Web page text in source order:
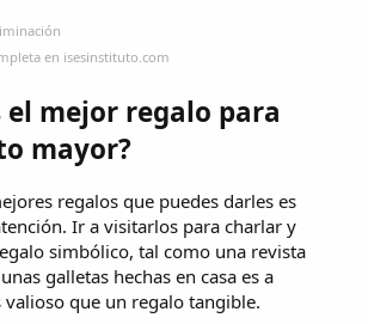
en isesinstituto.com
el mejor regalo para
mayor?
regalos que puedes darles es
Ir a visitarlos para charlar y
simbólico, tal como una revista
galletas hechas en casa es a
valioso que un regalo tangible.